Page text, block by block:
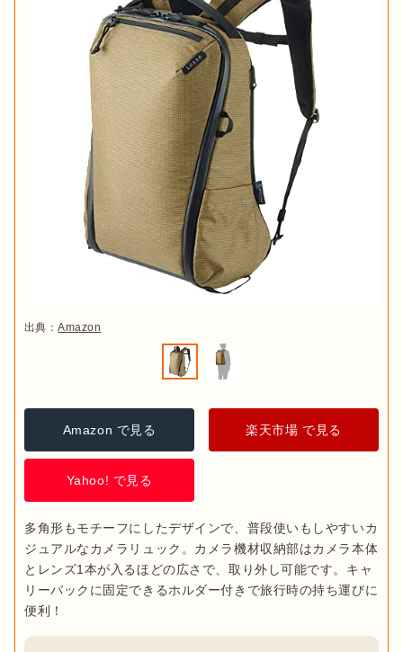
出典：Amazon
Amazon で見る 楽天市場 で見る
Yahoo! で見る
多角形もモチーフにしたデザインで、普段使いもしやすいカ
ジュアルなカメラリュック。カメラ機材収納部はカメラ本体
とレンズ1本が入るほどの広さで、取り外し可能です。キャ
リーバックに固定できるホルダー付きで旅行時の持ち運びに